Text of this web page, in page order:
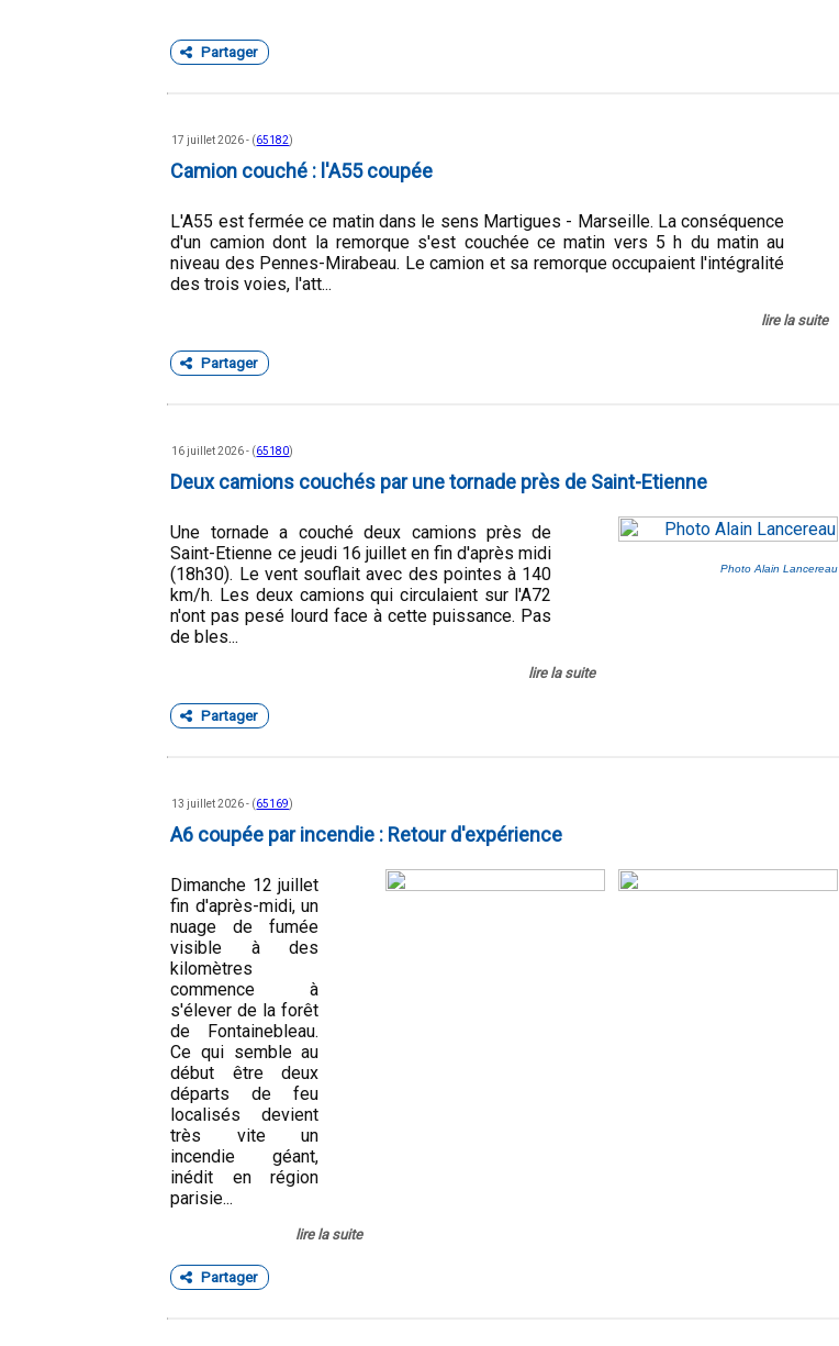
Partager
17 juillet 2026 - (65182)
Camion couché : l'A55 coupée
L'A55 est fermée ce matin dans le sens Martigues - Marseille. La conséquence
d'un camion dont la remorque s'est couchée ce matin vers 5 h du matin au
niveau des Pennes-Mirabeau. Le camion et sa remorque occupaient l'intégralité
des trois voies, l'att...
lire la suite
Partager
16 juillet 2026 - (65180)
Deux camions couchés par une tornade près de Saint-Etienne
Une tornade a couché deux camions près de
Saint-Etienne ce jeudi 16 juillet en fin d'après midi
(18h30). Le vent souflait avec des pointes à 140
km/h. Les deux camions qui circulaient sur l'A72
n'ont pas pesé lourd face à cette puissance. Pas
de bles...
lire la suite
Partager
Photo Alain Lancereau
13 juillet 2026 - (65169)
A6 coupée par incendie : Retour d'expérience
Dimanche 12 juillet
fin d'après-midi, un
nuage de fumée
visible à des
kilomètres
commence à
s'élever de la forêt
de Fontainebleau.
Ce qui semble au
début être deux
départs de feu
localisés devient
très vite un
incendie géant,
inédit en région
parisie...
lire la suite
Partager